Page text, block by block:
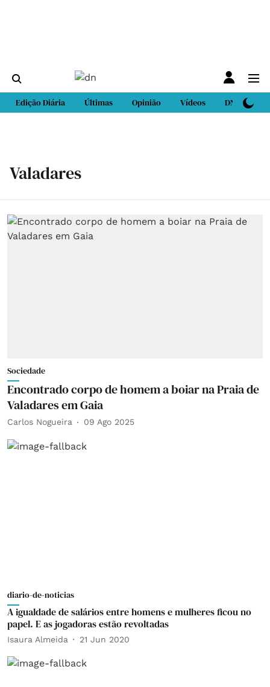
Edição Diária Últimas Opinião Vídeos DN Sport
Valadares
Sociedade
Encontrado corpo de homem a boiar na Praia de
Valadares em Gaia
Carlos Nogueira 09 Ago 2025
diario-de-noticias
A igualdade de salários entre homens e mulheres ficou no
papel. E as jogadoras estão revoltadas
Isaura Almeida 21 Jun 2020